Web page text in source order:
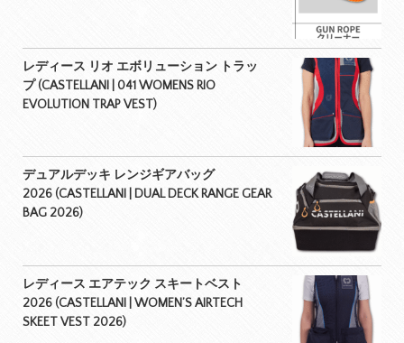
レディース リオ エボリューション トラッ
プ (CASTELLANI | 041 WOMENS RIO
EVOLUTION TRAP VEST)
デュアルデッキ レンジギアバッグ
2026 (CASTELLANI | DUAL DECK RANGE GEAR
BAG 2026)
レディース エアテック スキートベスト
2026 (CASTELLANI | WOMEN’S AIRTECH
SKEET VEST 2026)